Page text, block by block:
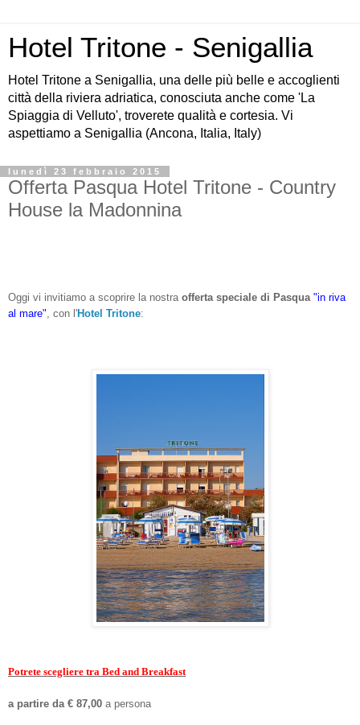
Hotel Tritone - Senigallia
Hotel Tritone a Senigallia, una delle più belle e accoglienti
città della riviera adriatica, conosciuta anche come 'La
Spiaggia di Velluto', troverete qualità e cortesia. Vi
aspettiamo a Senigallia (Ancona, Italia, Italy)
lunedì 23 febbraio 2015
Offerta Pasqua Hotel Tritone - Country
House la Madonnina
Oggi vi invitiamo a scoprire la nostra offerta speciale di Pasqua "in riva
al mare" , con l'Hotel Tritone:
Potrete scegliere tra Bed and Breakfast
a partire da € 87,00 a persona